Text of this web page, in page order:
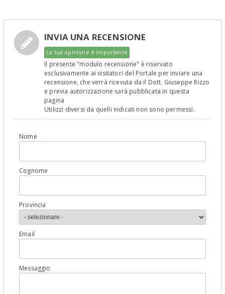
INVIA UNA RECENSIONE
La tua opinione è importante
Il presente "modulo recensione" è riservato
esclusivamente ai visitatori del Portale per inviare una
recensione, che verrà ricevuta da il Dott. Giuseppe Rizzo
e previa autorizzazione sarà pubblicata in questa
pagina
Utilizzi diversi da quelli indicati non sono permessi.
Nome
Cognome
Provincia
Email
Messaggio